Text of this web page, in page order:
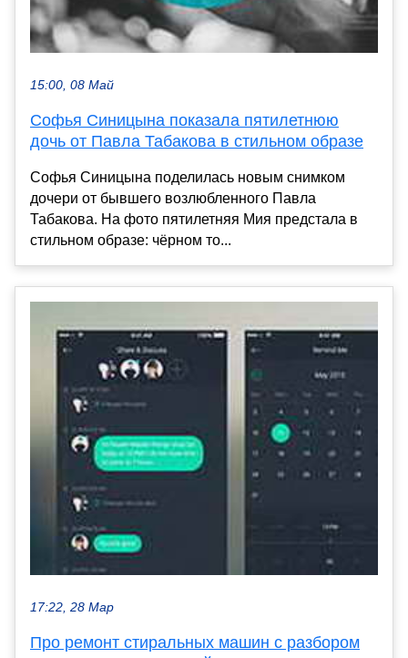
15:00, 08 Май
Софья Синицына показала пятилетнюю
дочь от Павла Табакова в стильном образе
Софья Синицына поделилась новым снимком
дочери от бывшего возлюбленного Павла
Табакова. На фото пятилетняя Мия предстала в
стильном образе: чёрном то...
17:22, 28 Мар
Про ремонт стиральных машин с разбором